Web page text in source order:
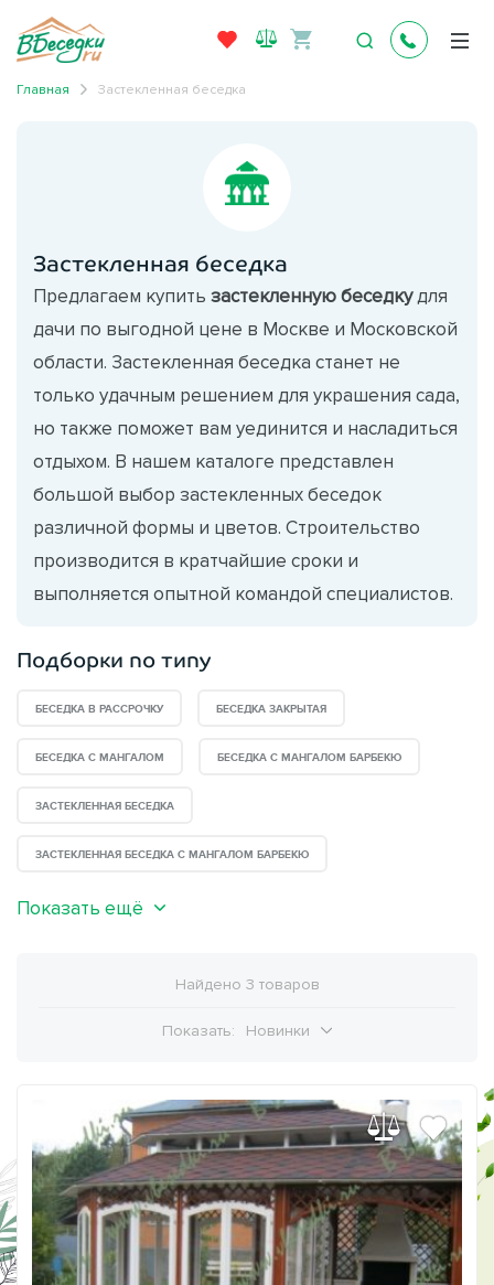
Главная Застекленная беседка
Застекленная беседка
Предлагаем купить застекленную беседкудля
дачи по выгодной цене в Москве и Московской
области. Застекленная беседка станет не
только удачным решением для украшения сада,
но также поможет вам уединится и насладиться
отдыхом. В нашем каталоге представлен
большой выбор застекленных беседок
различной формы и цветов. Строительство
производится в кратчайшие сроки и
выполняется опытной командой специалистов.
Подборки по типу
БЕСЕДКА В РАССРОЧКУ БЕСЕДКА ЗАКРЫТАЯ
БЕСЕДКА С МАНГАЛОМ БЕСЕДКА С МАНГАЛОМ БАРБЕКЮ
ЗАСТЕКЛЕННАЯ БЕСЕДКА
ЗАСТЕКЛЕННАЯ БЕСЕДКА С МАНГАЛОМ БАРБЕКЮ
Показать ещё
Найдено 3 товаров
Показать: Новинки